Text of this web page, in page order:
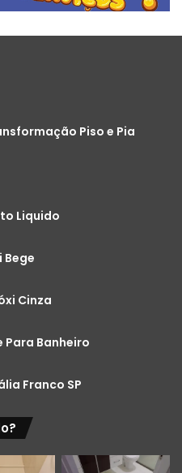
Piso e Pia
Liquido
Bege
Cinza
Para Banheiro
Franco SP